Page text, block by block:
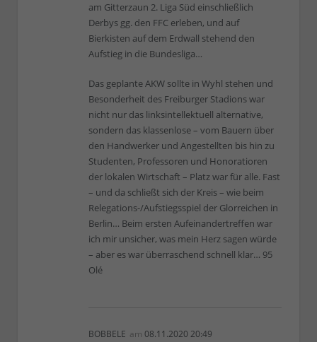
am Gitterzaun 2. Liga Süd einschließlich
Derbys gg. den FFC erleben, und auf
Bierkisten auf dem Erdwall stehend den
Aufstieg in die Bundesliga…
Das geplante AKW sollte in Wyhl stehen und
Besonderheit des Freiburger Stadions war
nicht nur das linksintellektuell alternative,
sondern das klassenlose – vom Bauern über
den Handwerker und Angestellten bis hin zu
Studenten, Professoren und Honoratioren
der lokalen Wirtschaft – Platz war für alle. Fast
– und da schließt sich der Kreis – wie beim
Relegations-/Aufstiegsspiel der Glorreichen in
Berlin… Beim ersten Aufeinandertreffen war
ich mir unsicher, was mein Herz sagen würde
– aber es war überraschend schnell klar… 95
Olé
BOBBELE am 08.11.2020 20:49